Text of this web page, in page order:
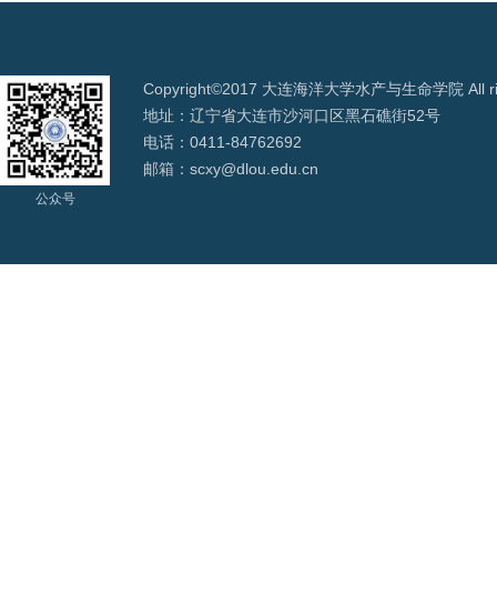
公众号
Copyright©2017 大连海洋大学水产与生命学院 All
地址：辽宁省大连市沙河口区黑石礁街52号
电话：0411-84762692
邮箱：scxy@dlou.edu.cn